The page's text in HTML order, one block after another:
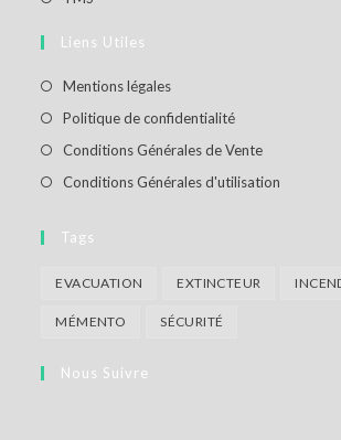
Liens Utiles
Mentions légales
Politique de confidentialité
Conditions Générales de Vente
Conditions Générales d'utilisation
Tags
EVACUATION EXTINCTEUR
MÉMENTO SÉCURITÉ
Nous Suivre